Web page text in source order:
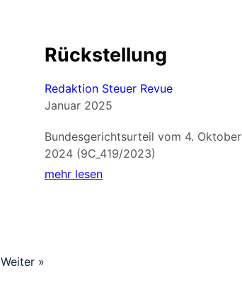
Rückstellung
Redaktion Steuer Revue
Januar 2025
Bundesgerichtsurteil vom 4. Oktober
2024 (9C_419/2023)
mehr lesen
Weiter »